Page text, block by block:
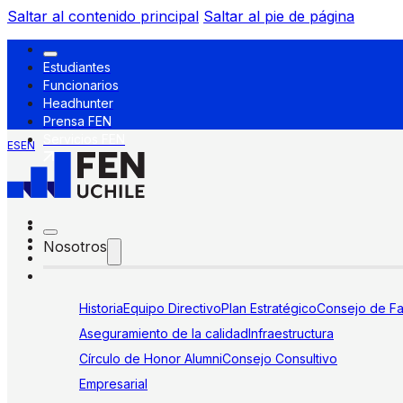
Saltar al contenido principal Saltar al pie de página
Estudiantes
Funcionarios
Headhunter
Prensa FEN
ESEN
Nosotros
HistoriaEquipo DirectivoPlan EstratégicoConsejo de
Aseguramiento de la calidadInfraestructura
Círculo de Honor AlumniConsejo Consultivo
Empresarial